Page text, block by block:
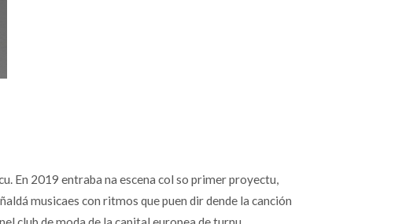
En 2019 entraba na escena col so primer proyectu,
musicaes con ritmos que puen dir dende la canción